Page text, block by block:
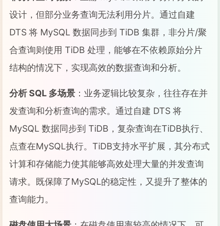
设计，但部分业务查询无法利用分片。通过自建
DTS 将 MySQL 数据同步到 TiDB 集群，非分片/聚
合查询则使用 TiDB 处理，能够在不依赖原始分片
结构的情况下，实现高效的数据查询和分析。
分析 SQL 多场景 ：业务逻辑比较复杂，往往存在并
发查询和分析查询的需求。通过自建 DTS 将
MySQL 数据同步到 TiDB，复杂查询在TiDB执行、
点查在MySQL执行。TiDB支持水平扩展，其分布式
计算和存储能力使其能够高效处理大量的并发查询
请求。既保障了MySQL的稳定性，又提升了整体的
查询能力。